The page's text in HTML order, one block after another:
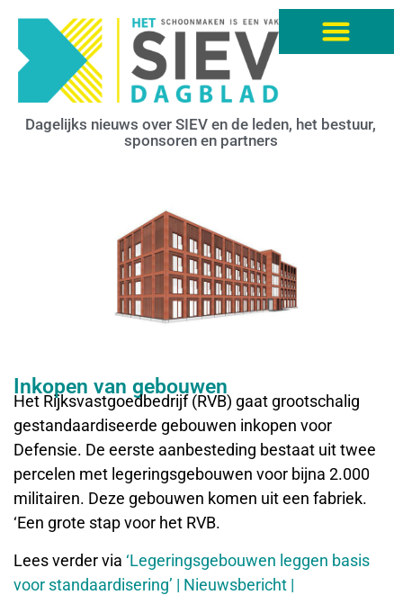
Dagelijks nieuws over SIEV en de leden, het bestuur,
sponsoren en partners
Inkopen van gebouwen
Het Rijksvastgoedbedrijf (RVB) gaat grootschalig
gestandaardiseerde gebouwen inkopen voor
Defensie. De eerste aanbesteding bestaat uit twee
percelen met legeringsgebouwen voor bijna 2.000
militairen. Deze gebouwen komen uit een fabriek.
‘Een grote stap voor het RVB.
Lees verder via ‘Legeringsgebouwen leggen basis
voor standaardisering’ | Nieuwsbericht |